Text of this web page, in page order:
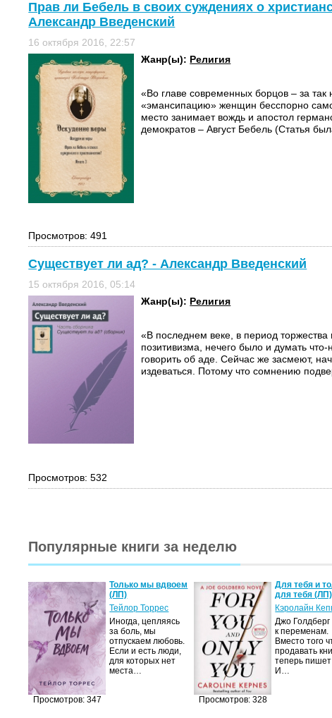
Прав ли Бебель в своих суждениях о
Александр Введенский
16 октября 2016, 22:57
Жанр(ы): Религия
«Во главе современных борцов – за так
«эмансипацию» женщин бесспорно
место занимает вождь и апостол
демократов – Август Бебель (Статья
Просмотров: 491
Существует ли ад? - Александр Введенский
15 октября 2016, 05:14
Жанр(ы): Религия
«В последнем векe, в период
позитивизма, нечего было и думать что-
говорить об аде. Сейчас же засмеют,
издеваться. Потому что сомнению
Просмотров: 532
Популярные книги за неделю
Просмотров: 347
Только мы вдвоем
(ЛП)
Тейлор Торрес
Иногда, цепляясь
за боль, мы
отпускаем любовь.
Если и есть люди,
для которых нет
места…
Просмотров: 328
Для тебя и
для тебя (ЛП)
Кэролайн
Джо Голдберг
к переменам.
Вместо того
продавать
теперь пишет
И…